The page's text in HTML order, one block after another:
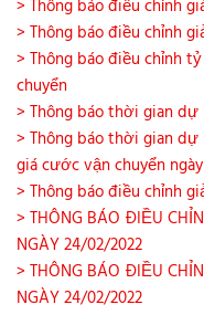
> Thông báo điều chỉnh
> Thông báo điều chỉnh
> Thông báo điều chỉnh
chuyển
> Thông báo thời gian dự
> Thông báo thời gian dự
giá cước vận chuyển ngày
> Thông báo điều chỉnh
> THÔNG BÁO ĐIỀU
NGÀY 24/02/2022
> THÔNG BÁO ĐIỀU
NGÀY 24/02/2022